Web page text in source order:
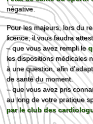
négative.
Pour les majeurs, lors du
licence, il vous faudra
– que vous avez rempli le
les dispositions médicales
à une question, afin
de santé du moment.
– que vous avez pris
au long de votre pratique
par le club des